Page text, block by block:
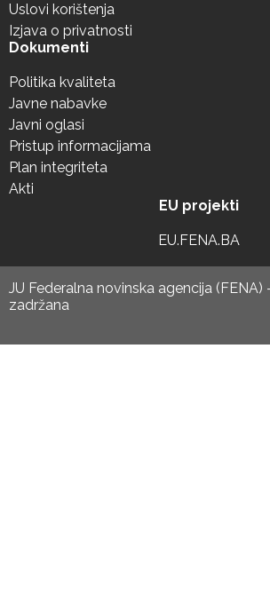
Uslovi korištenja
Izjava o privatnosti
Dokumenti
Politika kvaliteta
Javne nabavke
Javni oglasi
Pristup informacijama
Plan integriteta
Akti
EU projekti
EU.FENA.BA
JU Federalna novinska agencija (FENA)
zadržana